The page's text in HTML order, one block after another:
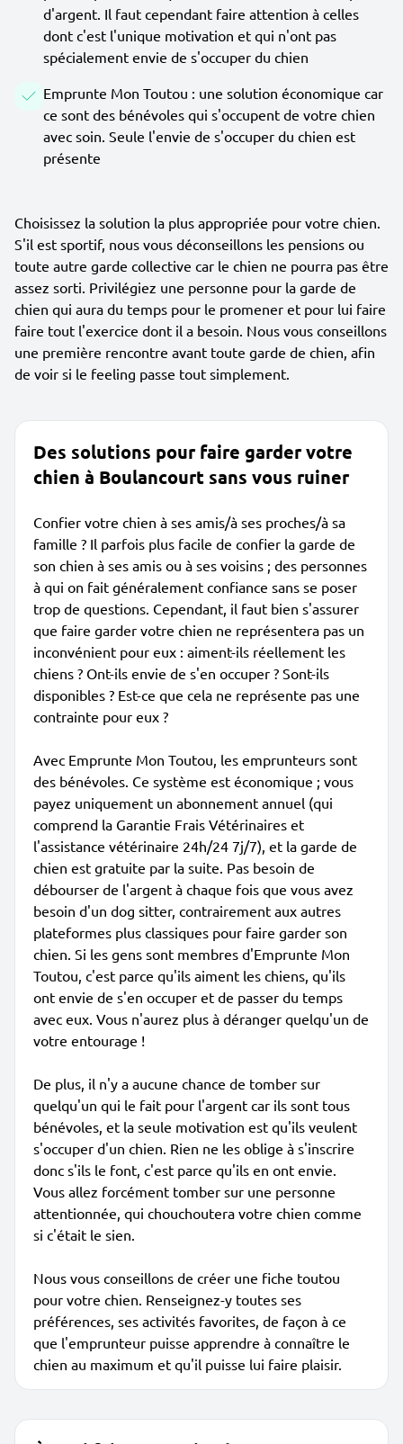
d'argent. Il faut cependant faire attention à celles
dont c'est l'unique motivation et qui n'ont pas
spécialement envie de s'occuper du chien
Emprunte Mon Toutou : une solution économique car
ce sont des bénévoles qui s'occupent de votre chien
avec soin. Seule l'envie de s'occuper du chien est
présente
Choisissez la solution la plus appropriée pour votre chien.
S'il est sportif, nous vous déconseillons les pensions ou
toute autre garde collective car le chien ne pourra pas être
assez sorti. Privilégiez une personne pour la garde de
chien qui aura du temps pour le promener et pour lui faire
faire tout l'exercice dont il a besoin. Nous vous conseillons
une première rencontre avant toute garde de chien, afin
de voir si le feeling passe tout simplement.
Des solutions pour faire garder votre
chien à Boulancourt sans vous ruiner
Confier votre chien à ses amis/à ses proches/à sa
famille ? Il parfois plus facile de confier la garde de
son chien à ses amis ou à ses voisins ; des personnes
à qui on fait généralement confiance sans se poser
trop de questions. Cependant, il faut bien s'assurer
que faire garder votre chien ne représentera pas un
inconvénient pour eux : aiment-ils réellement les
chiens ? Ont-ils envie de s'en occuper ? Sont-ils
disponibles ? Est-ce que cela ne représente pas une
contrainte pour eux ?
Avec Emprunte Mon Toutou, les emprunteurs sont
des bénévoles. Ce système est économique ; vous
payez uniquement un abonnement annuel (qui
comprend la Garantie Frais Vétérinaires et
l'assistance vétérinaire 24h/24 7j/7), et la garde de
chien est gratuite par la suite. Pas besoin de
débourser de l'argent à chaque fois que vous avez
besoin d'un dog sitter, contrairement aux autres
plateformes plus classiques pour faire garder son
chien. Si les gens sont membres d'Emprunte Mon
Toutou, c'est parce qu'ils aiment les chiens, qu'ils
ont envie de s'en occuper et de passer du temps
avec eux. Vous n'aurez plus à déranger quelqu'un de
votre entourage !
De plus, il n'y a aucune chance de tomber sur
quelqu'un qui le fait pour l'argent car ils sont tous
bénévoles, et la seule motivation est qu'ils veulent
s'occuper d'un chien. Rien ne les oblige à s'inscrire
donc s'ils le font, c'est parce qu'ils en ont envie.
Vous allez forcément tomber sur une personne
attentionnée, qui chouchoutera votre chien comme
si c'était le sien.
Nous vous conseillons de créer une fiche toutou
pour votre chien. Renseignez-y toutes ses
préférences, ses activités favorites, de façon à ce
que l'emprunteur puisse apprendre à connaître le
chien au maximum et qu'il puisse lui faire plaisir.